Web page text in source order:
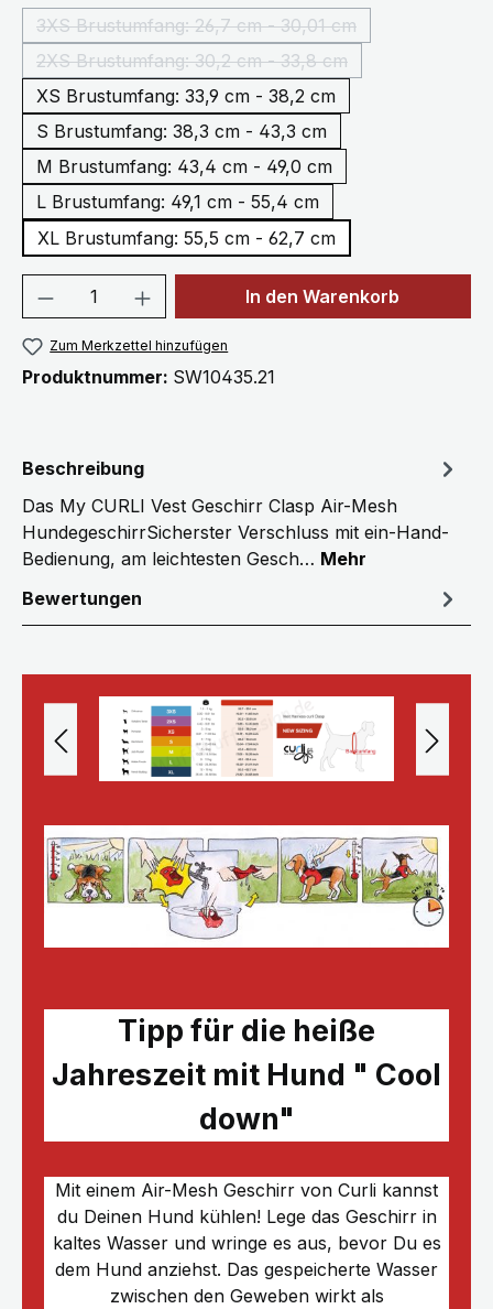
3XS Brustumfang: 26,7 cm - 30,01 cm
(Diese Option ist zurzeit nicht verfügbar.)
2XS Brustumfang: 30,2 cm - 33,8 cm
(Diese Option ist zurzeit nicht verfügbar.)
XS Brustumfang: 33,9 cm - 38,2 cm
S Brustumfang: 38,3 cm - 43,3 cm
M Brustumfang: 43,4 cm - 49,0 cm
L Brustumfang: 49,1 cm - 55,4 cm
XL Brustumfang: 55,5 cm - 62,7 cm
Produkt Anzahl: Gib denIn den Warenkorb
Zum Merkzettel hinzufügen
Produktnummer: SW10435.21
Beschreibung
Das My CURLI Vest Geschirr Clasp Air-Mesh
HundegeschirrSicherster Verschluss mit ein-Hand-
Bedienung, am leichtesten Gesch… Mehr
Bewertungen
Tipp für die heiße
Jahreszeit mit Hund " Cool
down"
Mit einem Air-Mesh Geschirr von Curli kannst
du Deinen Hund kühlen! Lege das Geschirr in
kaltes Wasser und wringe es aus, bevor Du es
dem Hund anziehst. Das gespeicherte Wasser
zwischen den Geweben wirkt als